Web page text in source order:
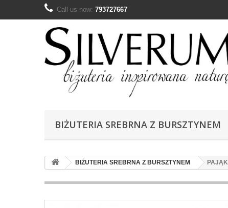
Call us now: 793727667
BIŻUTERIA SREBRNA Z BURSZTYNEM
BIŻUTERIA SREBRNA Z BURSZTYNEM PAJĄK